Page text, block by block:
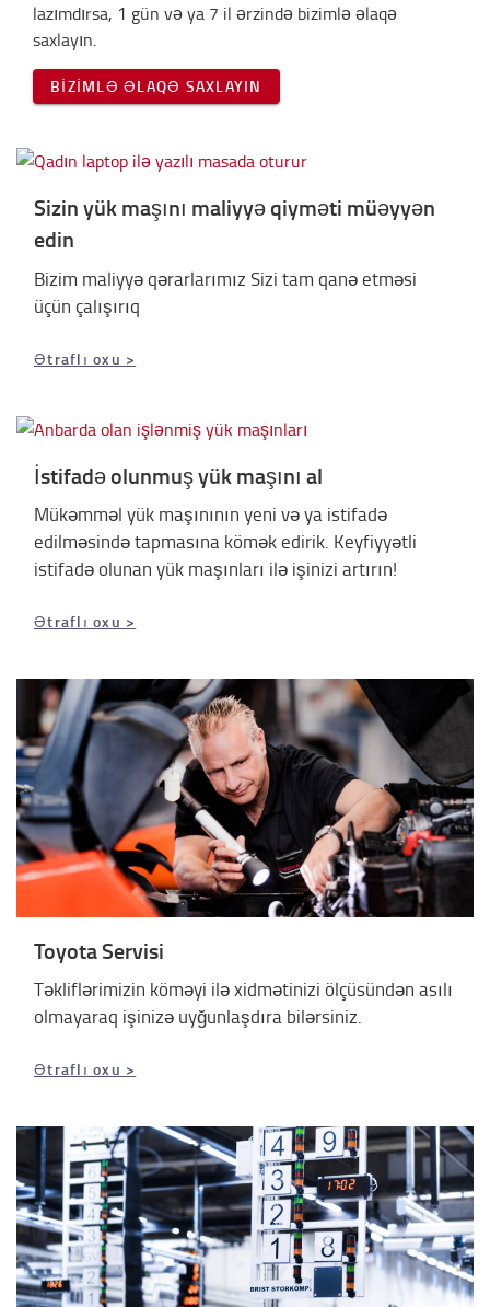
lazımdırsa, 1 gün və ya 7 il ərzində bizimlə əlaqə
saxlayın.
BIZIMLƏ ƏLAQƏ SAXLAYIN
Sizin yük maşını maliyyə qiyməti müəyyən
edin
Bizim maliyyə qərarlarımız Sizi tam qanə etməsi
üçün çalışırıq
Ətraflı oxu >
İstifadə olunmuş yük maşını al
Mükəmməl yük maşınının yeni və ya istifadə
edilməsində tapmasına kömək edirik. Keyfiyyətli
istifadə olunan yük maşınları ilə işinizi artırın!
Ətraflı oxu >
Toyota Servisi
Təkliflərimizin köməyi ilə xidmətinizi ölçüsündən asılı
olmayaraq işinizə uyğunlaşdıra bilərsiniz.
Ətraflı oxu >